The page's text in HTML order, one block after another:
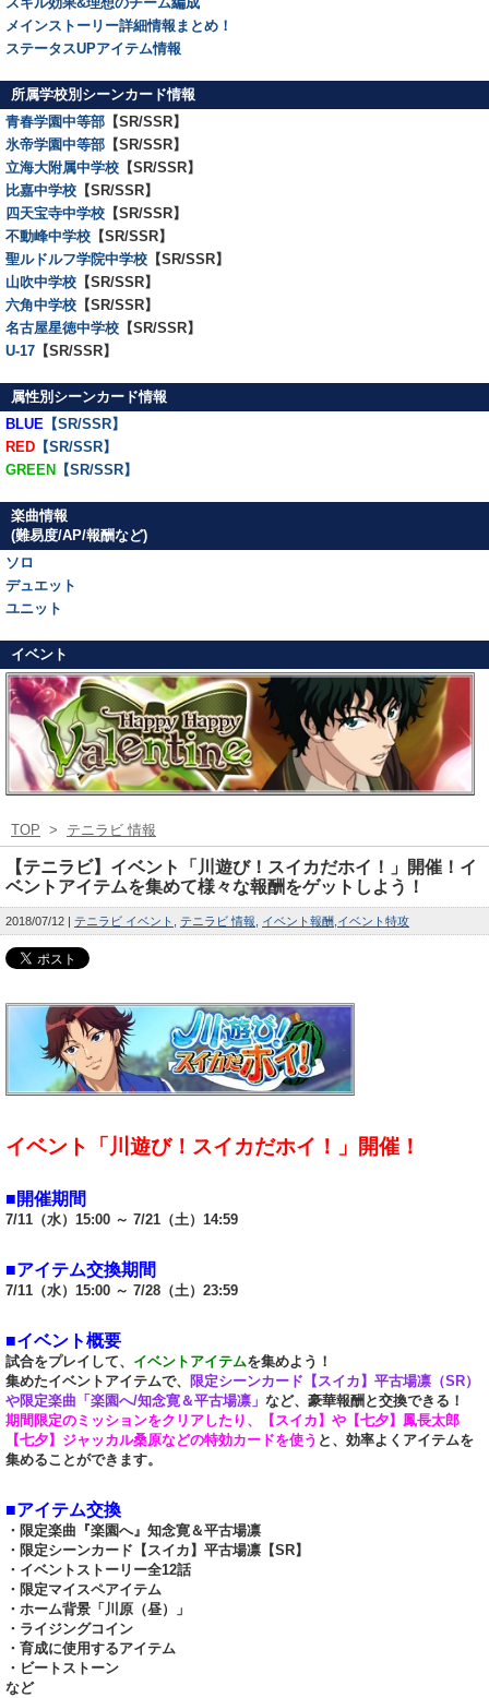
メインストーリー詳細情報まとめ！
ステータスUPアイテム情報
所属学校別シーンカード情報
青春学園中等部 【SR/SSR】
氷帝学園中等部 【SR/SSR】
立海大附属中学校 【SR/SSR】
比嘉中学校 【SR/SSR】
四天宝寺中学校 【SR/SSR】
不動峰中学校 【SR/SSR】
聖ルドルフ学院中学校 【SR/SSR】
山吹中学校 【SR/SSR】
六角中学校 【SR/SSR】
名古屋星徳中学校 【SR/SSR】
U-17 【SR/SSR】
属性別シーンカード情報
BLUE 【SR/SSR】
RED 【SR/SSR】
GREEN 【SR/SSR】
楽曲情報
(難易度/AP/報酬など)
ソロ
デュエット
ユニット
イベント
TOP > テニラビ 情報
【テニラビ】イベント「川遊び！スイカだホイ！」開催！イ
ベントアイテムを集めて様々な報酬をゲットしよう！
2018/07/12 テニラビ イベント テニラビ 情報 イベント報酬 イベント特攻
イベント「川遊び！スイカだホイ！」開催！
■開催期間
7/11（水）15:00 ～ 7/21（土）14:59
■アイテム交換期間
7/11（水）15:00 ～ 7/28（土）23:59
■イベント概要
試合をプレイして、 イベントアイテムを集めよう！
集めたイベントアイテムで、
限定シーンカード【スイカ】平古場凛（SR）
や限定楽曲「楽園へ/知念寛＆平古場凛」 など、豪華報酬と交換できる！
期間限定のミッションをクリアしたり、【スイカ】や【七夕】鳳長太郎
【七夕】ジャッカル桑原などの特効カードを使う と、効率よくアイテムを
集めることができます。
■アイテム交換
・限定楽曲『楽園へ』知念寛＆平古場凛
・限定シーンカード【スイカ】平古場凛【SR】
・イベントストーリー全12話
・限定マイスペアイテム
・ホーム背景「川原（昼）」
・ライジングコイン
・育成に使用するアイテム
・ビートストーン
など